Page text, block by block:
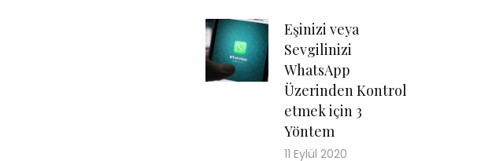
Eşinizi veya
Sevgilinizi
WhatsApp
Üzerinden Kontrol
etmek için 3
Yöntem
11 Eylül 2020